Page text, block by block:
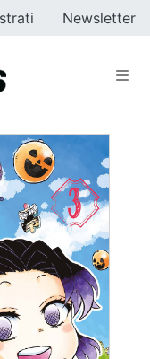
Newsletter